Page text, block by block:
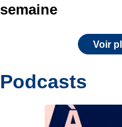
semaine
Voir
Podcasts